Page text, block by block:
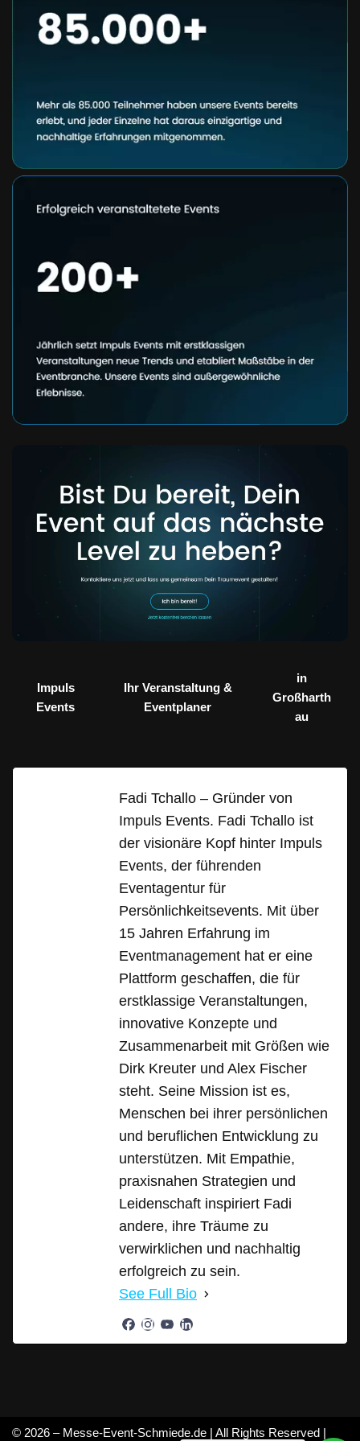
Impuls
Events
Ihr Veranstaltung &
Eventplaner
in
Großharth
au
Fadi Tchallo – Gründer von
Impuls Events. Fadi Tchallo ist
der visionäre Kopf hinter Impuls
Events, der führenden
Eventagentur für
Persönlichkeitsevents. Mit über
15 Jahren Erfahrung im
Eventmanagement hat er eine
Plattform geschaffen, die für
erstklassige Veranstaltungen,
innovative Konzepte und
Zusammenarbeit mit Größen wie
Dirk Kreuter und Alex Fischer
steht. Seine Mission ist es,
Menschen bei ihrer persönlichen
und beruflichen Entwicklung zu
unterstützen. Mit Empathie,
praxisnahen Strategien und
Leidenschaft inspiriert Fadi
andere, ihre Träume zu
verwirklichen und nachhaltig
erfolgreich zu sein.
See Full Bio
© 2026 – Messe-Event-Schmiede.de | All Rights Reserved |